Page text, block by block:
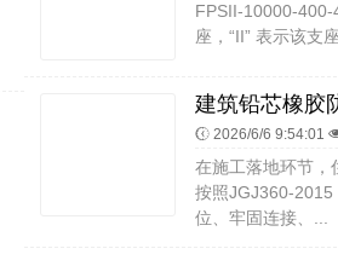
FPSII-10000-400-
座，“II” 表示该支
2026/6/6 9:54:01
在施工落地环节，
按照JGJ360-2015
位、牢固连接、...